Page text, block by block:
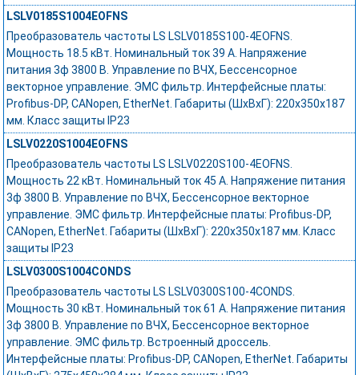
LSLV0185S1004EOFNS
Преобразователь частоты LS LSLV0185S100-4EOFNS.
Мощность 18.5 кВт. Номинальный ток 39 А. Напряжение
питания 3ф 3800 В. Управление по ВЧХ, Бессенсорное
векторное управление. ЭМС фильтр. Интерфейсные платы:
Profibus-DP, CANopen, EtherNet. Габариты (ШхВхГ): 220х350х187
мм. Класс защиты IP23
LSLV0220S1004EOFNS
Преобразователь частоты LS LSLV0220S100-4EOFNS.
Мощность 22 кВт. Номинальный ток 45 А. Напряжение питания
3ф 3800 В. Управление по ВЧХ, Бессенсорное векторное
управление. ЭМС фильтр. Интерфейсные платы: Profibus-DP,
CANopen, EtherNet. Габариты (ШхВхГ): 220х350х187 мм. Класс
защиты IP23
LSLV0300S1004CONDS
Преобразователь частоты LS LSLV0300S100-4CONDS.
Мощность 30 кВт. Номинальный ток 61 А. Напряжение питания
3ф 3800 В. Управление по ВЧХ, Бессенсорное векторное
управление. ЭМС фильтр. Встроенный дроссель.
Интерфейсные платы: Profibus-DP, CANopen, EtherNet. Габариты